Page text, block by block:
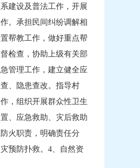
建设及普法工作，开展
。承担民间纠纷调解相
帮教工作，做好重点帮
检查，协助上级有关部
管理工作，建立健全应
、隐患查改。指导村
，组织开展群众性卫生
、应急救助、灾后救助
火职责，明确责任分
预防扑救。4、自然资